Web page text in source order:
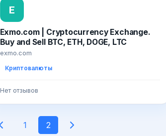
E
Eхmо.com | Cryptocurrency Exchange.
Buy and Sell BTC, ETH, DOGE, LTC
exmo.com
Криптовалюты
Нет отзывов
1 2